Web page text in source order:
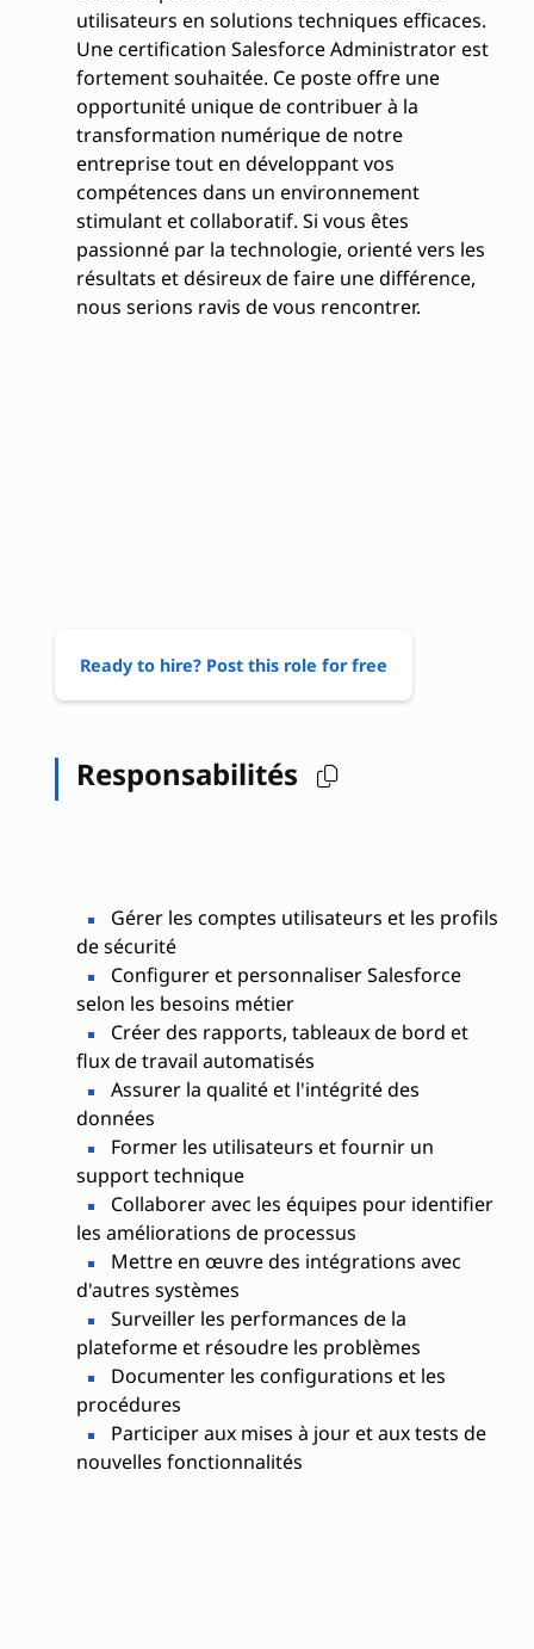
utilisateurs en solutions techniques efficaces.
Une certification Salesforce Administrator est
fortement souhaitée. Ce poste offre une
opportunité unique de contribuer à la
transformation numérique de notre
entreprise tout en développant vos
compétences dans un environnement
stimulant et collaboratif. Si vous êtes
passionné par la technologie, orienté vers les
résultats et désireux de faire une différence,
nous serions ravis de vous rencontrer.
Ready to hire? Post this role for free
Responsabilités
Gérer les comptes utilisateurs et les profils
de sécurité
Configurer et personnaliser Salesforce
selon les besoins métier
Créer des rapports, tableaux de bord et
flux de travail automatisés
Assurer la qualité et l'intégrité des
données
Former les utilisateurs et fournir un
support technique
Collaborer avec les équipes pour identifier
les améliorations de processus
Mettre en œuvre des intégrations avec
d'autres systèmes
Surveiller les performances de la
plateforme et résoudre les problèmes
Documenter les configurations et les
procédures
Participer aux mises à jour et aux tests de
nouvelles fonctionnalités